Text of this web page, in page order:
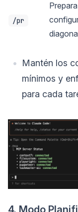
/pr
Mantén los
mínimos y
para cada
4. Modo